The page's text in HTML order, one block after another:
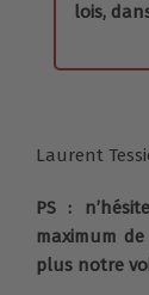
lois,
Laurent
PS :
maximum
plus notre